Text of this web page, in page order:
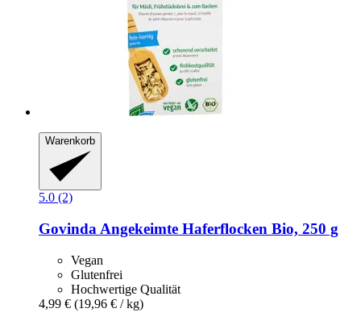
Warenkorb
5.0 (2)
Govinda Angekeimte Haferflocken Bio, 250 g
Vegan
Glutenfrei
Hochwertige Qualität
4,99 € (19,96 € / kg)